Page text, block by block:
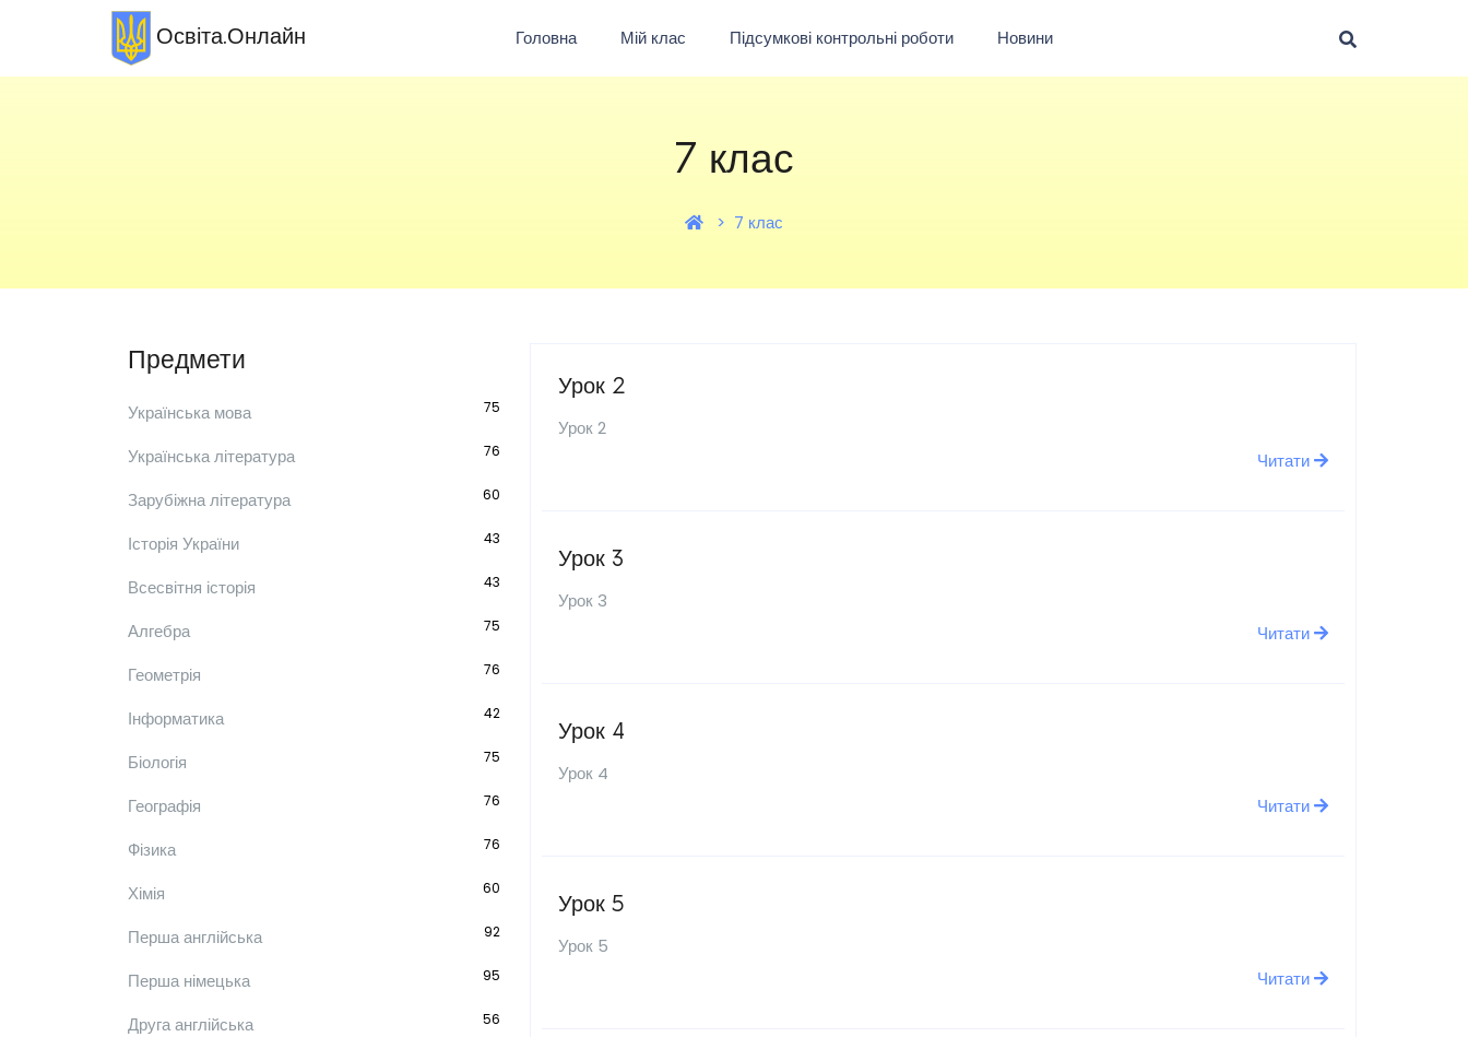
Освіта.Онлайн Головна Мій клас Підсумкові контрольні роботи Новини
7 клас
7 клас
Предмети
Українська мова 75
Українська література 76
Зарубіжна література 60
Історія України 43
Всесвітня історія 43
Алгебра 75
Геометрія 76
Інформатика 42
Біологія 75
Географія 76
Фізика 76
Хімія 60
Перша англійська 92
Перша німецька 95
Друга англійська 56
Урок 2
Урок 2
Читати
Урок 3
Урок 3
Читати
Урок 4
Урок 4
Читати
Урок 5
Урок 5
Читати